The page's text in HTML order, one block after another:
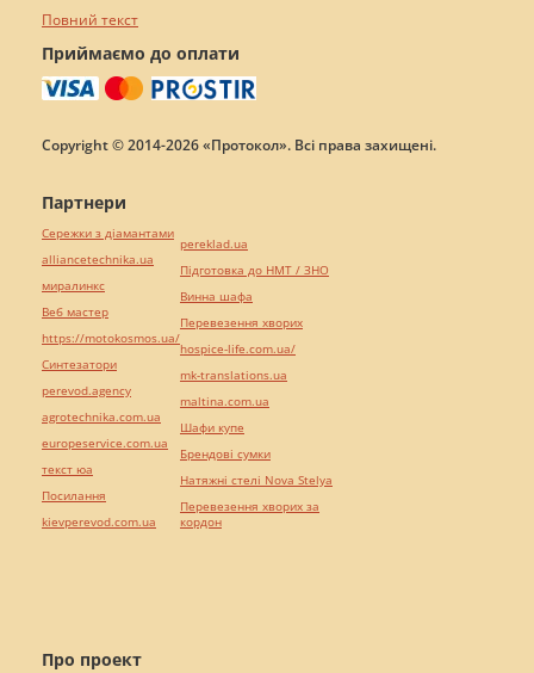
Повний текст
Приймаємо до оплати
Copyright © 2014-2026 «Протокол». Всі права захищені.
Про проект
Партнери
Сережки з діамантами
alliancetechnika.ua
миралинкс
Веб мастер
https://motokosmos.ua/
Синтезатори
perevod.agency
agrotechnika.com.ua
europeservice.com.ua
текст юа
Посилання
kievperevod.com.ua
pereklad.ua
Підготовка до НМТ / ЗНО
Винна шафа
Перевезення хворих
hospice-life.com.ua/
mk-translations.ua
maltina.com.ua
Шафи купе
Брендові сумки
Натяжні стелі Nova Stelya
Перевезення хворих за
кордон